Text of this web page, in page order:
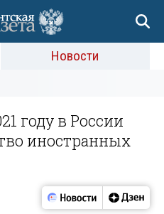
Новости
году в России
иностранных